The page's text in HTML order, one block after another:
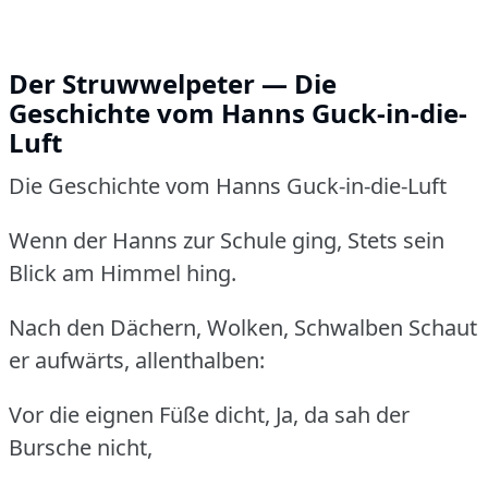
Der Struwwelpeter — Die
Geschichte vom Hanns Guck-in-die-
Luft
Die Geschichte vom Hanns Guck-in-die-Luft
Wenn der Hanns zur Schule ging, Stets sein
Blick am Himmel hing.
Nach den Dächern, Wolken, Schwalben Schaut
er aufwärts, allenthalben:
Vor die eignen Füße dicht, Ja, da sah der
Bursche nicht,